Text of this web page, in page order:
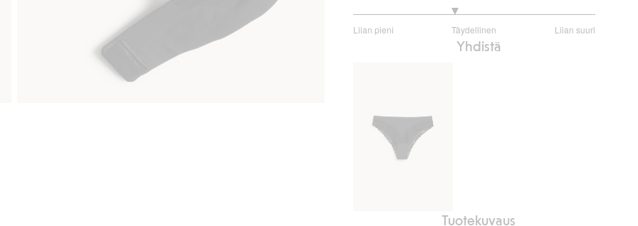
Liian pieni Täydellinen Liian suuri
/
Yhdistä
Tuotekuvaus